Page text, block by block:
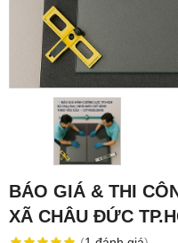
BÁO GIÁ & THI
XÃ CHÂU ĐỨC